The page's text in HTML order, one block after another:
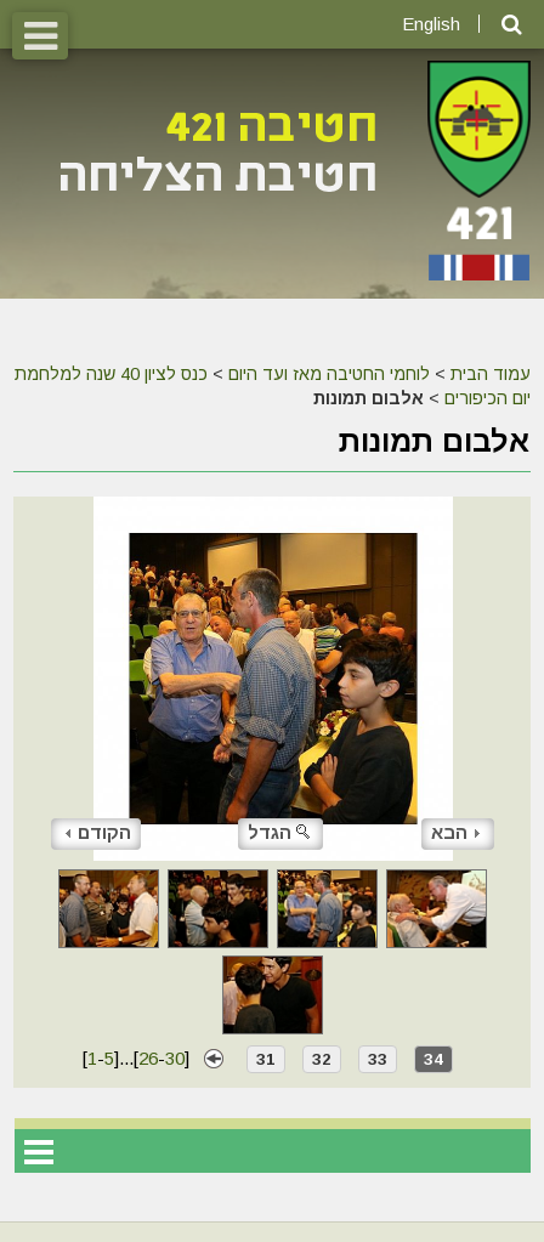
English
עמוד הבית > לוחמי החטיבה מאז ועד היום >
כנס לציון 40 שנה למלחמת
יום הכיפורים > אלבום תמונות
אלבום תמונות
הקודם הגדל הבא
[1 -5]...[26-30] 31 32 33 34